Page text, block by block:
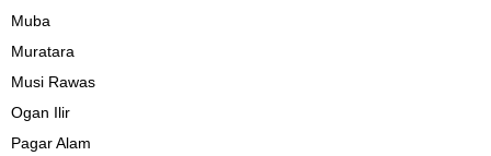
Muba
Muratara
Musi Rawas
Ogan Ilir
Pagar Alam